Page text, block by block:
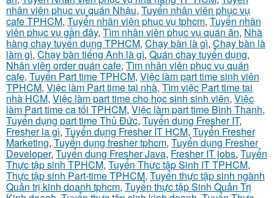
nhân viên phục vụ quán Nhậu, Tuyển nhân viên phục vụ
cafe TPHCM, Tuyển nhân viên phục vụ tphcm, Tuyển nhân
viên phục vụ gần đây, Tìm nhân viên phục vụ quán ăn, Nhà
hàng chay tuyển dụng TPHCM, Chạy bàn là gì, Chạy bàn là
làm gì, Chạy bàn tiếng Anh là gì, Quán chay tuyển dụng,
Nhân viên order quán cafe, Tìm nhân viên phục vụ quán
cafe, Tuyển Part time TPHCM, Việc làm part time sinh viên
TPHCM, Việc làm Part time tại nhà, Tìm việc Part time tại
nhà HCM, Việc làm part time cho học sinh sinh viên, Việc
làm Part time ca tối TPHCM, Việc làm part time Bình Thạnh,
Tuyển dụng part time Thủ Đức, Tuyển dụng Fresher IT,
Fresher la gì, Tuyển dụng Fresher IT HCM, Tuyển Fresher
Marketing, Tuyển dụng fresher tphcm, Tuyển dụng Fresher
Developer, Tuyển dụng Fresher Java, Fresher IT jobs, Tuyển
Thực tập sinh TPHCM, Tuyển Thực tập Sinh IT TPHCM,
Thực tập sinh Part-time TPHCM, Tuyển thực tập sinh ngành
Quản trị kinh doanh tphcm, Tuyển thực tập Sinh Quản Trị